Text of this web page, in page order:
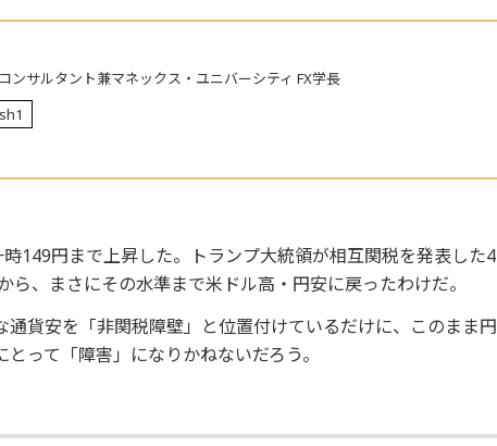
ンサルタント兼マネックス・ユニバーシティ FX学長
149円まで上昇した。トランプ大統領が相互関税を発表した4
、まさにその水準まで米ドル高・円安に戻ったわけだ。
通貨安を「非関税障壁」と位置付けているだけに、このまま円
って「障害」になりかねないだろう。